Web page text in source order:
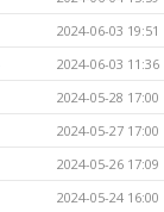
2024-06-03 19:51
2024-06-03 11:36
2024-05-28 17:00
2024-05-27 17:00
2024-05-26 17:09
2024-05-24 16:00